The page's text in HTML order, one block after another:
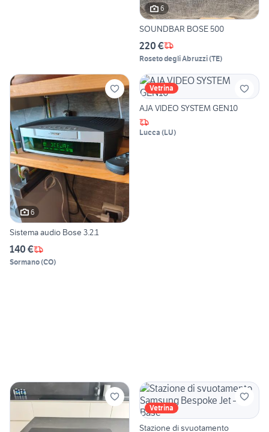
6
SOUNDBAR BOSE 500
220 €
Roseto degli Abruzzi(TE)
6
Sistema audio Bose 3.2.1
140 €
Sormano(CO)
Vetrina
AJA VIDEO SYSTEM GEN10
Lucca (LU)
Vetrina
Stazione di svuotamento